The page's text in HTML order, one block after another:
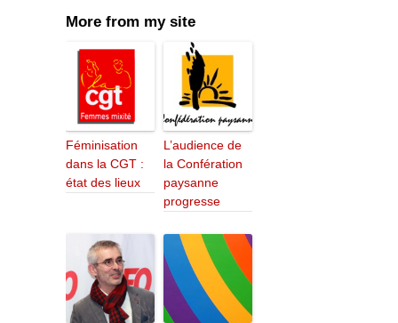
More from my site
Féminisation
dans la CGT :
état des lieux
L’audience de
la Confération
paysanne
progresse